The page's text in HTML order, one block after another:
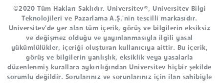
©2020 Tüm Hakları Saklıdır. Universitev®, Universitev Bilgi
Teknolojileri ve Pazarlama A.Ş.'nin tescilli markasıdır.
Universitev'de yer alan tüm içerik, görüş ve bilgilerin eksiksiz
ve değişmez olduğu ve yayınlanmasıyla ilgili yasal
yükümlülükler, içeriği oluşturan kullanıcıya aittir. Bu içerik,
görüş ve bilgilerin yanlışlık, eksiklik veya yasalarla
düzenlenmiş kurallara aykırılığından Universitev hiçbir şekilde
sorumlu değildir. Sorularınız ve sorunlarınız için ilan sahibiyle